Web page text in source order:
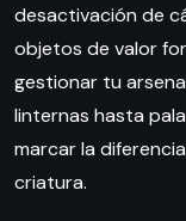
desactivación de
objetos de valor
gestionar tu
linternas hasta
marcar la
criatura.